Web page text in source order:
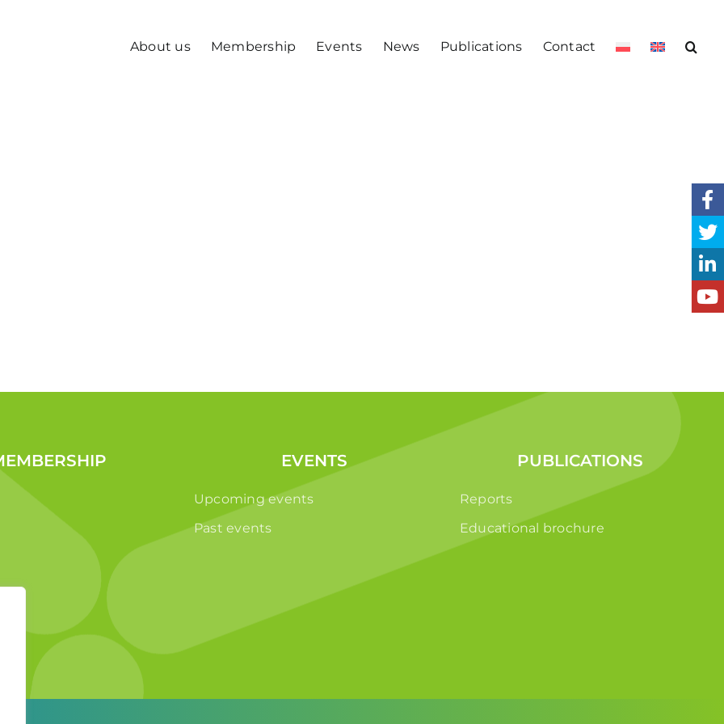
About us Membership Events News Publications Contact
EVENTS
Upcoming events
Past events
PUBLICATIONS
Reports
Educational brochure